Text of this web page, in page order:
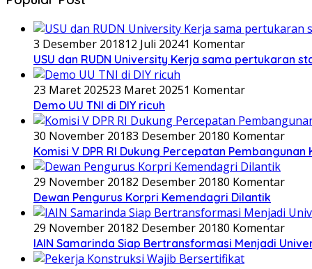
3 Desember 201812 Juli 20241 Komentar
USU dan RUDN University Kerja sama pertukaran
23 Maret 202523 Maret 20251 Komentar
Demo UU TNI di DIY ricuh
30 November 20183 Desember 20180 Komentar
Komisi V DPR RI Dukung Percepatan
29 November 20182 Desember 20180 Komentar
Dewan Pengurus Korpri Kemendagri Dilantik
29 November 20182 Desember 20180 Komentar
IAIN Samarinda Siap Bertransformasi Menjadi